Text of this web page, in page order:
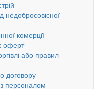
недобросовісної
комерції
оферт
або правил
договору
персоналом